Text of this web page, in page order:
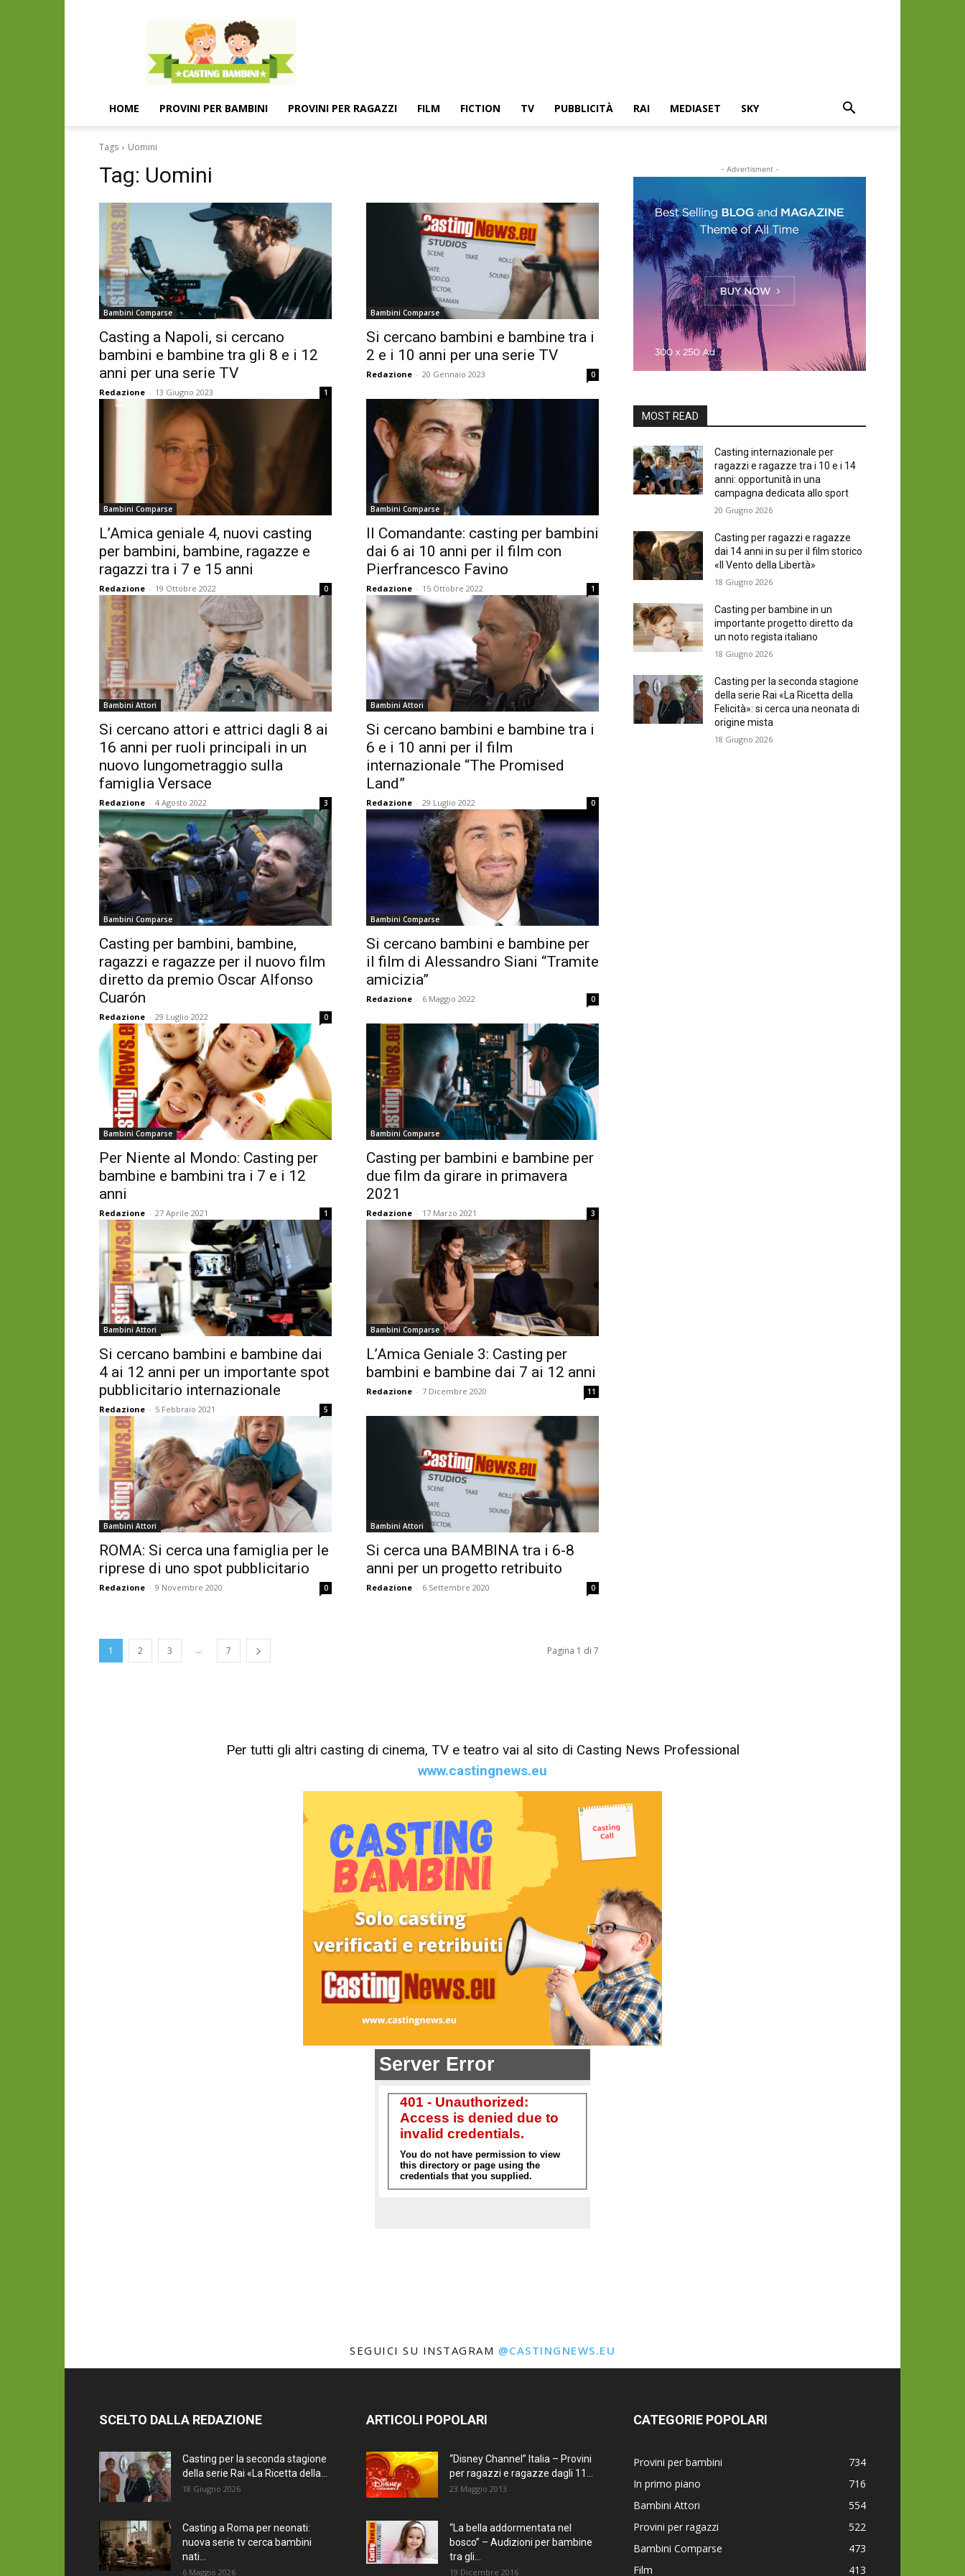
Casting
e
provini
per
bambini
e
HOME PROVINI PER BAMBINI PROVINI PER RAGAZZI FILM FICTION TV PUBBLICITÀ RAI MEDIASET SKY
Tags Uomini
Tag: Uomini
Bambini Comparse
Casting a Napoli, si cercano
bambini e bambine tra gli 8 e i 12
anni per una serie TV
Redazione - 13 Giugno 2023 1
Bambini Comparse
Si cercano bambini e bambine tra i
2 e i 10 anni per una serie TV
Redazione - 20 Gennaio 2023 0
Bambini Comparse
L’Amica geniale 4, nuovi casting
per bambini, bambine, ragazze e
ragazzi tra i 7 e 15 anni
Redazione - 19 Ottobre 2022 0
Bambini Comparse
Il Comandante: casting per bambini
dai 6 ai 10 anni per il film con
Pierfrancesco Favino
Redazione - 15 Ottobre 2022 1
Bambini Attori
Si cercano attori e attrici dagli 8 ai
16 anni per ruoli principali in un
nuovo lungometraggio sulla
famiglia Versace
Redazione - 4 Agosto 2022 3
Bambini Attori
Si cercano bambini e bambine tra i
6 e i 10 anni per il film
internazionale “The Promised
Land”
Redazione - 29 Luglio 2022 0
Bambini Comparse
Casting per bambini, bambine,
ragazzi e ragazze per il nuovo film
diretto da premio Oscar Alfonso
Cuarón
Redazione - 29 Luglio 2022 0
Bambini Comparse
Si cercano bambini e bambine per
il film di Alessandro Siani “Tramite
amicizia”
Redazione - 6 Maggio 2022 0
Bambini Comparse
Per Niente al Mondo: Casting per
bambine e bambini tra i 7 e i 12
anni
Redazione - 27 Aprile 2021 1
Bambini Comparse
Casting per bambini e bambine per
due film da girare in primavera
2021
Redazione - 17 Marzo 2021 3
Bambini Attori
Si cercano bambini e bambine dai
4 ai 12 anni per un importante spot
pubblicitario internazionale
Redazione - 5 Febbraio 2021 5
Bambini Comparse
L’Amica Geniale 3: Casting per
bambini e bambine dai 7 ai 12 anni
Redazione - 7 Dicembre 2020 11
Bambini Attori
ROMA: Si cerca una famiglia per le
riprese di uno spot pubblicitario
Redazione - 9 Novembre 2020 0
Bambini Attori
Si cerca una BAMBINA tra i 6-8
anni per un progetto retribuito
Redazione - 6 Settembre 2020 0
1 2 3 ... 7 Pagina 1 di 7
- Advertisment -
MOST READ
Casting internazionale per
ragazzi e ragazze tra i 10 e i 14
anni: opportunità in una
campagna dedicata allo sport
20 Giugno 2026
Casting per ragazzi e ragazze
dai 14 anni in su per il film storico
«Il Vento della Libertà»
18 Giugno 2026
Casting per bambine in un
importante progetto diretto da
un noto regista italiano
18 Giugno 2026
Casting per la seconda stagione
della serie Rai «La Ricetta della
Felicità»: si cerca una neonata di
origine mista
18 Giugno 2026
Per tutti gli altri casting di cinema, TV e teatro vai al sito di Casting News Professional
www.castingnews.eu
SEGUICI SU INSTAGRAM @CASTINGNEWS.EU
SCELTO DALLA REDAZIONE
Casting per la seconda stagione
della serie Rai «La Ricetta della...
18 Giugno 2026
Casting a Roma per neonati:
nuova serie tv cerca bambini
nati...
6 Maggio 2026
ARTICOLI POPOLARI
“Disney Channel” Italia – Provini
per ragazzi e ragazze dagli 11...
23 Maggio 2013
“La bella addormentata nel
bosco” – Audizioni per bambine
tra gli...
19 Dicembre 2016
CATEGORIE POPOLARI
Provini per bambini
734
In primo piano
716
Bambini Attori
554
Provini per ragazzi
522
Bambini Comparse
473
Film
413